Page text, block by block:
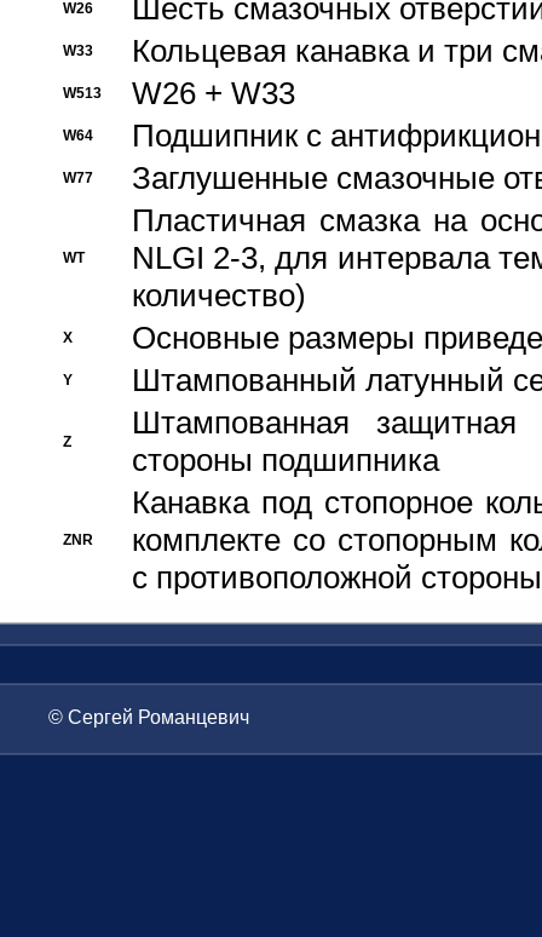
W26 Шесть смазочных
W33 Кольцевая канавка и три
W513 W26 + W33
W64 Подшипник с
W77 Заглушенные смазочные
WT
Пластичная смазка на
NLGI 2-3, для интервала
количество)
X Основные размеры
Y Штампованный латунный
Z
Штампованная
стороны подшипника
ZNR
Канавка под стопорное
комплекте со стопорным
с противоположной стороны
© Сергей Романцевич